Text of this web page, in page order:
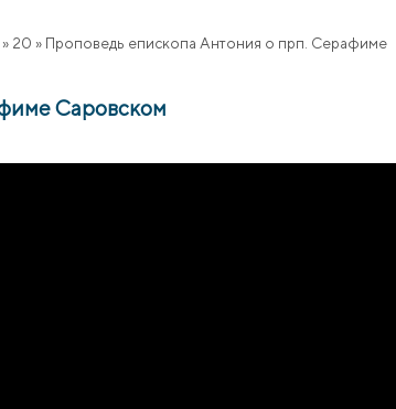
» 20 » Проповедь епископа Антония о прп. Серафиме
Саровском